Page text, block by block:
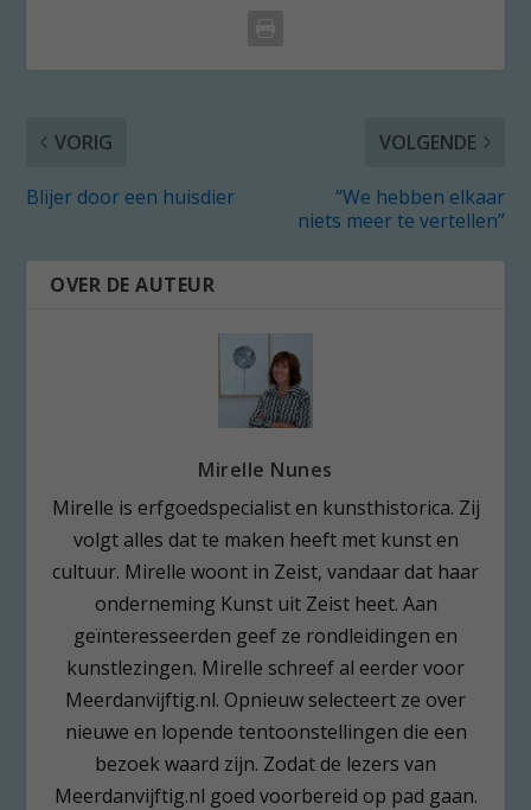
VORIG
Blijer door een huisdier
VOLGENDE
“We hebben elkaar
niets meer te vertellen”
OVER DE AUTEUR
Mirelle Nunes
Mirelle is erfgoedspecialist en kunsthistorica. Zij
volgt alles dat te maken heeft met kunst en
cultuur. Mirelle woont in Zeist, vandaar dat haar
onderneming Kunst uit Zeist heet. Aan
geïnteresseerden geef ze rondleidingen en
kunstlezingen. Mirelle schreef al eerder voor
Meerdanvijftig.nl. Opnieuw selecteert ze over
nieuwe en lopende tentoonstellingen die een
bezoek waard zijn. Zodat de lezers van
Meerdanvijftig.nl goed voorbereid op pad gaan.